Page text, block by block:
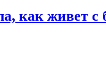
как живет